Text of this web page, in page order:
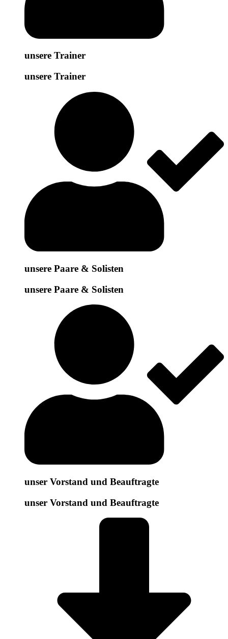
unsere Trainer
unsere Trainer
unsere Paare & Solisten
unsere Paare & Solisten
unser Vorstand und Beauftragte
unser Vorstand und Beauftragte